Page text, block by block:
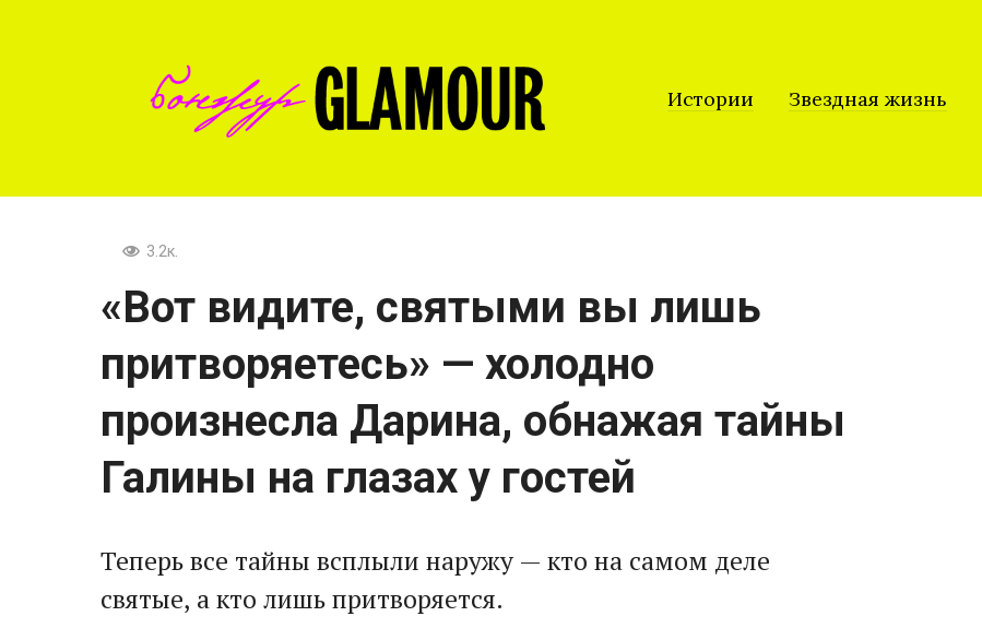
Истории Звездная жизнь
3.2к.
«Вот видите, святыми вы лишь
притворяетесь» — холодно
произнесла Дарина, обнажая тайны
Галины на глазах у гостей
Теперь все тайны всплыли наружу — кто на самом деле
святые, а кто лишь притворяется.